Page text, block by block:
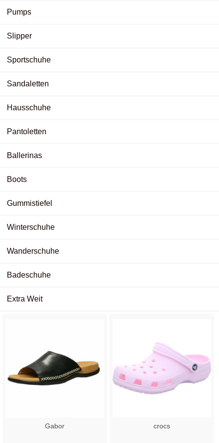
Pumps
Slipper
Sportschuhe
Sandaletten
Hausschuhe
Pantoletten
Ballerinas
Boots
Gummistiefel
Winterschuhe
Wanderschuhe
Badeschuhe
Extra Weit
Gabor crocs